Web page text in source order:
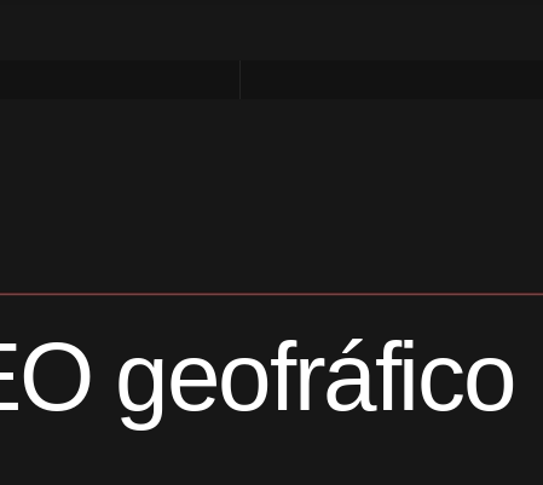
geofráfico